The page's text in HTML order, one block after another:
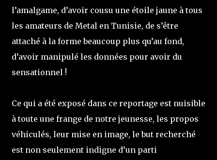
l’amalgame, d’avoir cousu une étoile jaune à tous
les amateurs de Metal en Tunisie, de s’être
attaché à la forme beaucoup plus qu’au fond,
d’avoir manipulé les données pour avoir du
sensationnel !
Ce qui a été exposé dans ce reportage est nuisible
à toute une frange de notre jeunesse, les propos
véhiculés, leur mise en image, le but recherché
est non seulement indigne d’un parti